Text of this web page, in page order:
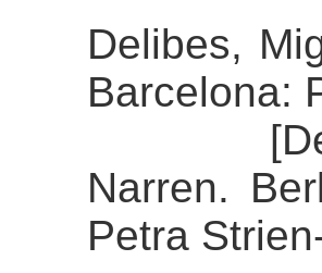
Delibes,
Barcelona:
Narren.
Petra